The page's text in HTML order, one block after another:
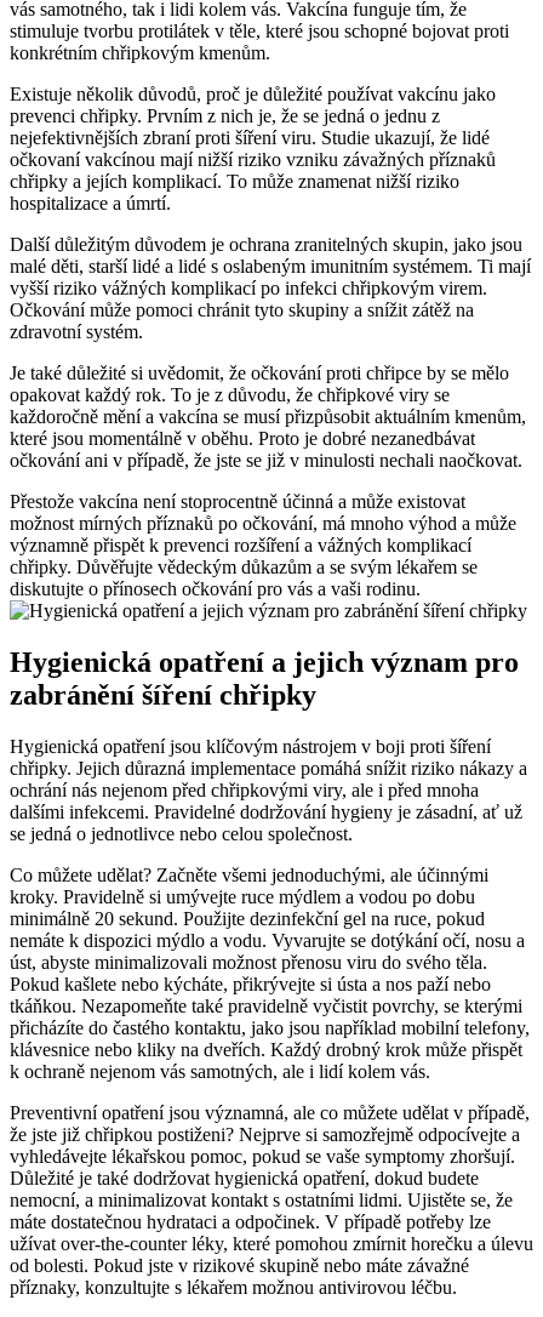
vás samotného, tak i lidi kolem vás. Vakcína funguje tím, že
stimuluje tvorbu protilátek v těle, které jsou schopné bojovat proti
konkrétním chřipkovým kmenům.
Existuje několik důvodů, proč je důležité používat vakcínu jako
prevenci chřipky. Prvním z nich je, že se jedná o jednu z
nejefektivnějších zbraní proti šíření viru. Studie ukazují, že lidé
očkovaní vakcínou mají nižší riziko vzniku závažných příznaků
chřipky a jejích komplikací. To může znamenat nižší riziko
hospitalizace a úmrtí.
Další důležitým důvodem je ochrana zranitelných skupin, jako jsou
malé děti, starší lidé a lidé s oslabeným imunitním systémem. Ti mají
vyšší riziko vážných komplikací po infekci chřipkovým virem.
Očkování může pomoci chránit tyto skupiny a snížit zátěž na
zdravotní systém.
Je také důležité si uvědomit, že očkování proti chřipce by se mělo
opakovat každý rok. To je z důvodu, že chřipkové viry se
každoročně mění a vakcína se musí přizpůsobit aktuálním kmenům,
které jsou momentálně v oběhu. Proto je dobré nezanedbávat
očkování ani v případě, že jste se již v minulosti nechali naočkovat.
Přestože vakcína není stoprocentně účinná a může existovat
možnost mírných příznaků po očkování, má mnoho výhod a může
významně přispět k prevenci rozšíření a vážných komplikací
chřipky. Důvěřujte vědeckým důkazům a se svým lékařem se
diskutujte o přínosech očkování pro vás a vaši rodinu.
Hygienická opatření a jejich význam pro
zabránění šíření chřipky
Hygienická opatření jsou klíčovým nástrojem v boji proti šíření
chřipky. Jejich důrazná implementace pomáhá snížit riziko nákazy a
ochrání nás nejenom před chřipkovými viry, ale i před mnoha
dalšími infekcemi. Pravidelné dodržování hygieny je zásadní, ať už
se jedná o jednotlivce nebo celou společnost.
Co můžete udělat? Začněte všemi jednoduchými, ale účinnými
kroky. Pravidelně si umývejte ruce mýdlem a vodou po dobu
minimálně 20 sekund. Použijte dezinfekční gel na ruce, pokud
nemáte k dispozici mýdlo a vodu. Vyvarujte se dotýkání očí, nosu a
úst, abyste minimalizovali možnost přenosu viru do svého těla.
Pokud kašlete nebo kýcháte, přikrývejte si ústa a nos paží nebo
tkáňkou. Nezapomeňte také pravidelně vyčistit povrchy, se kterými
přicházíte do častého kontaktu, jako jsou například mobilní telefony,
klávesnice nebo kliky na dveřích. Každý drobný krok může přispět
k ochraně nejenom vás samotných, ale i lidí kolem vás.
Preventivní opatření jsou významná, ale co můžete udělat v případě,
že jste již chřipkou postiženi? Nejprve si samozřejmě odpocívejte a
vyhledávejte lékařskou pomoc, pokud se vaše symptomy zhoršují.
Důležité je také dodržovat hygienická opatření, dokud budete
nemocní, a minimalizovat kontakt s ostatními lidmi. Ujistěte se, že
máte dostatečnou hydrataci a odpočinek. V případě potřeby lze
užívat over-the-counter léky, které pomohou zmírnit horečku a úlevu
od bolesti. Pokud jste v rizikové skupině nebo máte závažné
příznaky, konzultujte s lékařem možnou antivirovou léčbu.